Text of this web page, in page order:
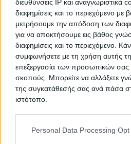
διευθύνσεις IP και αναγνωριστικά
διαφημίσεις και το περιεχόμενο
μετρήσουμε την απόδοση των
για να αποκτήσουμε εις βάθος
διαφημίσεις και το περιεχόμενο.
συμφωνήσετε με τη χρήση αυτής
επεξεργασία των προσωπικών σας
σκοπούς. Μπορείτε να αλλάξετε
της συγκατάθεσής σας ανά πάσα
ιστότοπο.
Please note that this website/app
and may gather and store
Personal Data Processing
Κέντρα Αισθητικής &
Ενεργειακοί Επιθεωρητές
Ασφαλιστές Καρδίτσα
Ανακύκλωση Καρδίτσα
Γιατροί ΕΟΠΥΥ Καρδίτσα
Κτηνίατροι Καρδίτσα
Διαχείριση Κτιρίων Καρδίτσα